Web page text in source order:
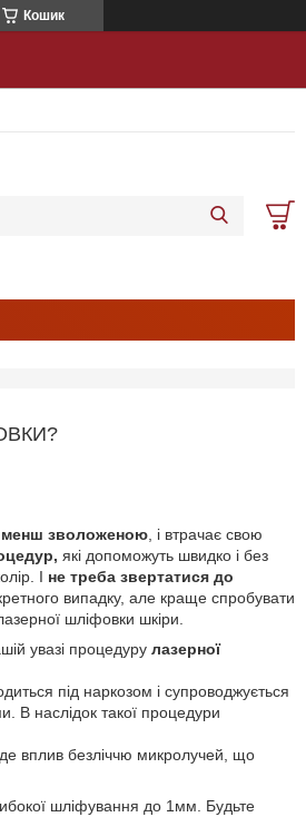
Кошик
зволоженою , і втрачає свою
які допоможуть швидко і без
І не треба звертатися до
випадку, але краще спробувати
шліфовки шкіри.
увазі процедуру лазерної
під наркозом і супроводжується
В наслідок такої процедури
вплив безліччю микролучей, що
шліфування до 1мм. Будьте